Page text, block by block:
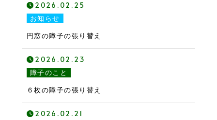
2026.02.25
お知らせ
円窓の障子の張り替え
2026.02.23
障子のこと
６枚の障子の張り替え
2026.02.21